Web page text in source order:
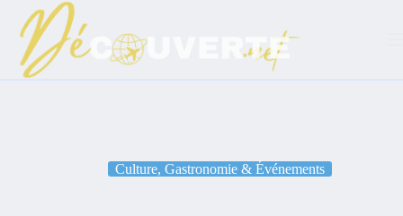
contenu
Culture, Gastronomie & Événements